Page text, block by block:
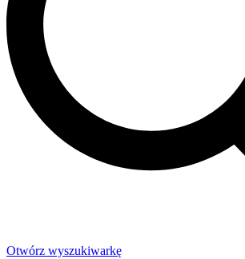
Otwórz wyszukiwarkę